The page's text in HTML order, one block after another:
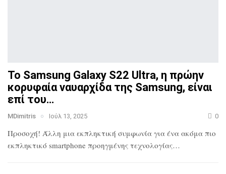
Το Samsung Galaxy S22 Ultra, η πρώην
κορυφαία ναυαρχίδατης Samsung, είναι
επί του…
MDimitris Ιούλ 13, 2025 0
Προσοχή! Άλλη μια εκπληκτική συμφωνία για ένα ακόμα πιο
εκπληκτικό smartphone προηγμένης τεχνολογίας…